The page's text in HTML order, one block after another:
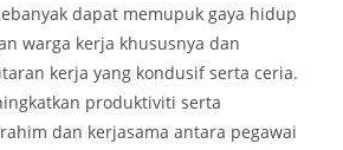
dapat memupuk gaya hidup
warga kerja khususnya dan
kerja yang kondusif serta ceria.
produktiviti serta
dan kerjasama antara pegawai